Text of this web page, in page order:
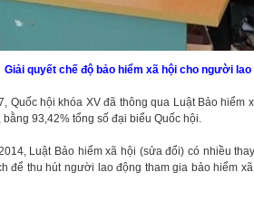
Giải quyết chế độ bảo hiểm xã hội cho người lao
Quốc hội khóa XV đã thông qua Luật Bảo
93,42% tổng số đại biểu Quốc hội.
Luật Bảo hiểm xã hội (sửa đổi) có nhiều
để thu hút người lao động tham gia bảo hiểm